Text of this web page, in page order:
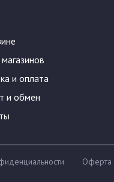
и оплата
и обмен
Оферта